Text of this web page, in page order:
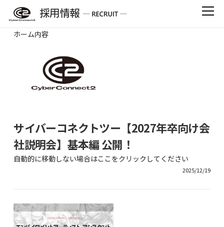
contentホーム内容
サイバーコネクトツー【2027年卒向け会
社説明会】基本編 公開！
自動的に移動しない場合はここをクリックしてください
2025/12/19